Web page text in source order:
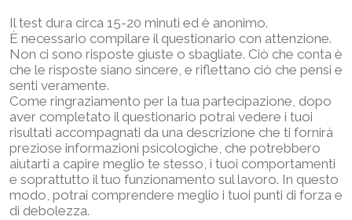
Il test dura circa 15-20 minuti ed è anonimo.
È necessario compilare il questionario con attenzione.
Non ci sono risposte giuste o sbagliate. Ciò che conta è
che le risposte siano sincere, e riflettano ciò che pensi e
senti veramente.
Come ringraziamento per la tua partecipazione, dopo
aver completato il questionario potrai vedere i tuoi
risultati accompagnati da una descrizione che ti fornirà
preziose informazioni psicologiche, che potrebbero
aiutarti a capire meglio te stesso, i tuoi comportamenti
e soprattutto il tuo funzionamento sul lavoro. In questo
modo, potrai comprendere meglio i tuoi punti di forza e
di debolezza.